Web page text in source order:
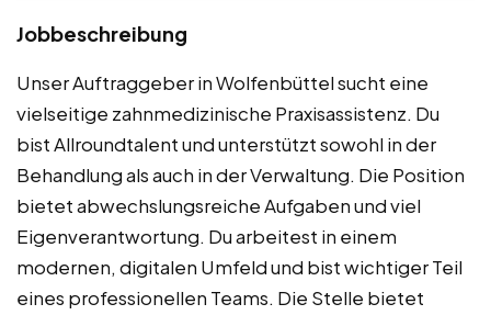
Jobbeschreibung
Unser Auftraggeber in Wolfenbüttel sucht eine
vielseitige zahnmedizinische Praxisassistenz. Du
bist Allroundtalent und unterstützt sowohl in der
Behandlung als auch in der Verwaltung. Die Position
bietet abwechslungsreiche Aufgaben und viel
Eigenverantwortung. Du arbeitest in einem
modernen, digitalen Umfeld und bist wichtiger Teil
eines professionellen Teams. Die Stelle bietet